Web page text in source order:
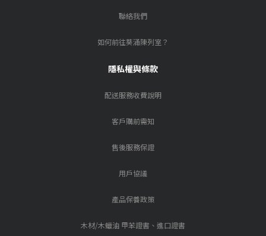
聯絡我們
如何前往葵涌陳列室？
隱私權與條款
配送服務收費說明
客戶購前需知
售後服務保證
用戶協議
產品保養政策
木材/木蠟油 甲苯證書、進口證書